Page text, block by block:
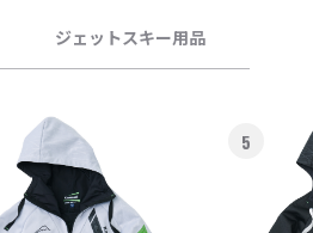
ジェットスキー用品
5